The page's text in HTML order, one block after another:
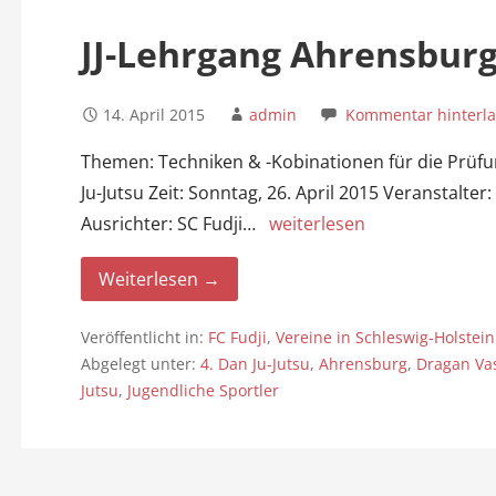
JJ-Lehrgang
14. April 2015 admin Kommentar
Themen: Techniken & -Kobinationen für die
Ju-Jutsu Zeit: Sonntag, 26. April 2015
Ausrichter: SC Fudji… weiterlesen
Weiterlesen →
Veröffentlicht in: FC Fudji, Vereine in Schleswig-Holstein
Abgelegt unter: 4. Dan Ju-Jutsu, Ahrensburg, Dragan
Jutsu, Jugendliche Sportler